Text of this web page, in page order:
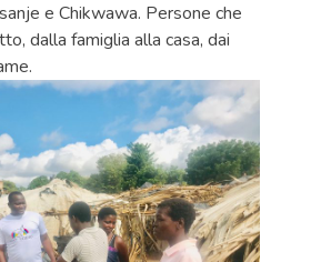
e Chikwawa. Persone che
dalla famiglia alla casa, dai